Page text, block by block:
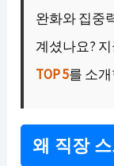
완화와 집중
계셨나요?
TOP 5를 소
왜 직장